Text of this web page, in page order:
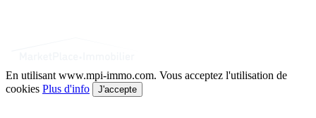
En utilisant www.mpi-immo.com. Vous acceptez l'utilisation de
cookies Plus d'info J'accepte